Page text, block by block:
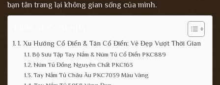
bạn tân trang lại không gian sống của mình.
1. Xu Hướng Cổ Điển & Tân Cổ Điển: Vẻ Đẹp Vượt Thời Gian
Bộ Sưu Tập Tay Nắm & Núm Tủ Cổ Điển PKC889
Núm Tủ Đồng Nguyên Chất PKC163
Tay Nắm Tủ Châu Âu PKC7039 Màu Vàng